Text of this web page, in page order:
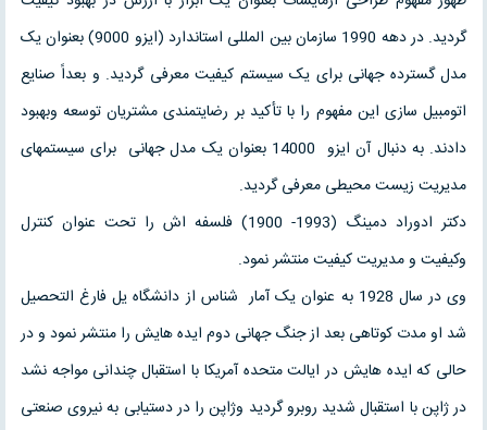
گردید. در دهه 1990 سازمان بین المللی استاندارد (ایزو 9000) بعنوان یک
مدل گسترده جهانی برای یک سیستم کیفیت معرفی گردید. و بعداً صنایع
اتومبیل سازی این مفهوم را با تأکید بر رضایتمندی مشتریان توسعه وبهبود
دادند. به دنبال آن ایزو 14000 بعنوان یک مدل جهانی برای سیستمهای
مدیریت زیست محیطی معرفی گردید.
دکتر ادوراد دمینگ (1993- 1900) فلسفه اش را تحت عنوان کنترل
وکیفیت و مدیریت کیفیت منتشر نمود.
وی در سال 1928 به عنوان یک آمار شناس از دانشگاه یل فارغ التحصیل
شد او مدت کوتاهی بعد از جنگ جهانی دوم ایده هایش را منتشر نمود و در
حالی که ایده هایش در ایالت متحده آمریکا با استقبال چندانی مواجه نشد
در ژاپن با استقبال شدید روبرو گردید وژاپن را در دستیابی به نیروی صنعتی